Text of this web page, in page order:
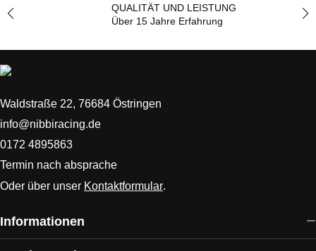
QUALITÄT UND LEISTUNG
Über 15 Jahre Erfahrung
Waldstraße 22, 76684 Östringen
info@nibbiracing.de
0172 4895863
Termin nach absprache
Oder über unser Kontaktformular.
Informationen